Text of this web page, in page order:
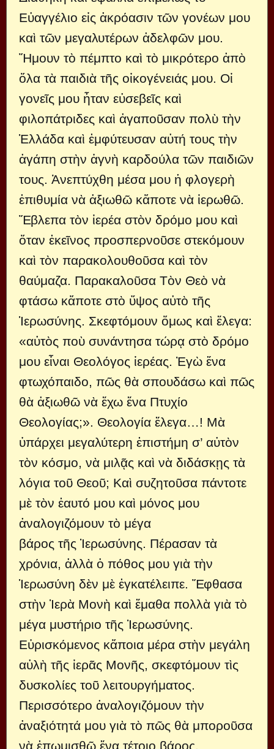
Εὐαγγέλιο εἰς ἀκρόασιν τῶν γονέων μου
καὶ τῶν μεγαλυτέρων ἀδελφῶν μου.
Ἤμουν τὸ πέμπτο καὶ τὸ μικρότερο ἀπὸ
ὅλα τὰ παιδιὰ τῆς οἰκογένειάς μου. Οἱ
γονεῖς μου ἦταν εὐσεβεῖς καὶ
φιλοπάτριδες καὶ ἀγαποῦσαν πολὺ τὴν
Ἑλλάδα καὶ ἐμφύτευσαν αὐτή τους τὴν
ἀγάπη στὴν ἁγνὴ καρδούλα τῶν παιδιῶν
τους. Ἀνεπτύχθη μέσα μου ἡ φλογερὴ
ἐπιθυμία νὰ ἀξιωθῶ κἄποτε νὰ ἱερωθῶ.
Ἔβλεπα τὸν ἱερέα στὸν δρόμο μου καὶ
ὅταν ἐκεῖνος προσπερνοῦσε στεκόμουν
καὶ τὸν παρακολουθοῦσα καὶ τὸν
θαύμαζα. Παρακαλοῦσα Τὸν Θεὸ νὰ
φτάσω κἄποτε στὸ ὕψος αὐτὸ τῆς
Ἱερωσύνης. Σκεφτόμουν ὅμως καὶ ἔλεγα:
«αὐτὸς ποὺ συνάντησα τώρᾳ στὸ δρόμο
μου εἶναι Θεολόγος ἱερέας. Ἐγὼ ἕνα
φτωχόπαιδο, πῶς θὰ σπουδάσω καὶ πῶς
θὰ ἀξιωθῶ νὰ ἔχω ἕνα Πτυχίο
Θεολογίας;». Θεολογία ἔλεγα…! Μὰ
ὑπάρχει μεγαλύτερη ἐπιστήμη σ’ αὐτὸν
τὸν κόσμο, νὰ μιλᾷς καὶ νὰ διδάσκῃς τὰ
λόγια τοῦ Θεοῦ; Καὶ συζητοῦσα πάντοτε
μὲ τὸν ἑαυτό μου καὶ μόνος μου
ἀναλογιζόμουν τὸ μέγα
βάρος τῆς Ἱερωσύνης. Πέρασαν τὰ
χρόνια, ἀλλὰ ὁ πόθος μου γιὰ τὴν
Ἱερωσύνη δὲν μὲ ἐγκατέλειπε. Ἔφθασα
στὴν Ἱερὰ Μονὴ καὶ ἔμαθα πολλὰ γιὰ τὸ
μέγα μυστήριο τῆς Ἱερωσύνης.
Εὑρισκόμενος κἄποια μέρα στὴν μεγάλη
αὐλὴ τῆς ἱερᾶς Μονῆς, σκεφτόμουν τὶς
δυσκολίες τοῦ λειτουργήματος.
Περισσότερο ἀναλογιζόμουν τὴν
ἀναξιότητά μου γιὰ τὸ πῶς θὰ μποροῦσα
νὰ ἐπωμισθῶ ἕνα τέτοιο βάρος.